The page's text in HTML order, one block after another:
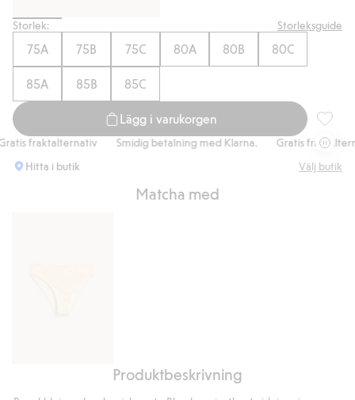
Storlek: Storleksguide
75A 75B 75C 80A 80B 80C
85A 85B 85C
Lägg i varukorgen
fraktalternativ Smidig betalning med Klarna.
Gratis fraktalternativ
Hitta i butik
Välj butik
Matcha med
Produktbeskrivning